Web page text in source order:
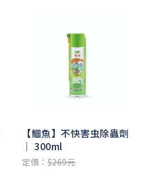
【鱷魚】不快害虫除蟲劑
｜ 300ml
定價：$269元